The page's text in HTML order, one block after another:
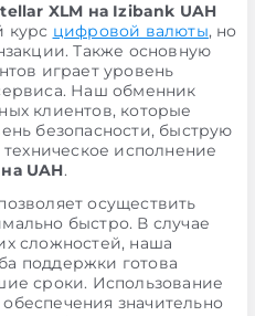
XLM на Izibank UAH
курс цифровой валюты, но
Также основную
играет уровень
Наш обменник
клиентов, которые
безопасности, быструю
исполнение
UAH.
осуществить
быстро. В случае
сложностей, наша
поддержки готова
сроки. Использование
значительно